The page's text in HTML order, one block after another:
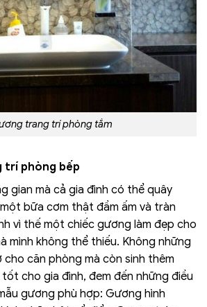
trang trí phòng tắm
trí phòng bếp
gian mà cả gia đình có thể quây
bữa cơm thật đầm ấm và tràn
vì thế một chiếc gương làm đẹp cho
mình không thể thiếu. Không những
cho căn phòng mà còn sinh thêm
cho gia đình, đem đến những điều
gương phù hợp: Gương hình